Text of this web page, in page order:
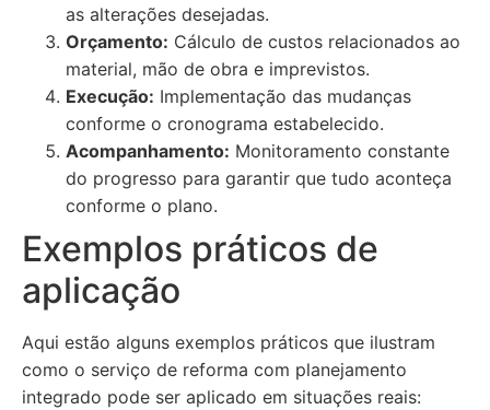
as alterações desejadas.
Orçamento: Cálculo de custos relacionados ao
material, mão de obra e imprevistos.
Execução: Implementação das mudanças
conforme o cronograma estabelecido.
Acompanhamento: Monitoramento constante
do progresso para garantir que tudo aconteça
conforme o plano.
Exemplos práticos de
aplicação
Aqui estão alguns exemplos práticos que ilustram
como o serviço de reforma com planejamento
integrado pode ser aplicado em situações reais: